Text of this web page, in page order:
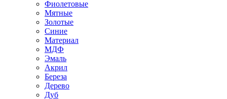
Фиолетовые
Мятные
Золотые
Синие
Материал
МДФ
Эмаль
Акрил
Береза
Дерево
Дуб